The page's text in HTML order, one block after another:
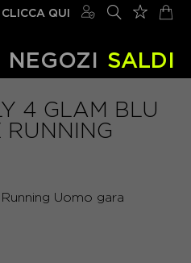
QUI
NEGOZI SALDI
4 GLAM BLU
RUNNING
Uomo gara